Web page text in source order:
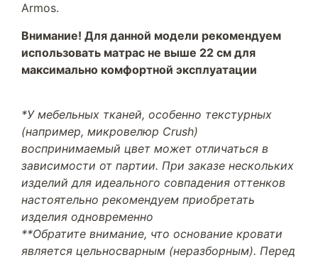
Armos.
Внимание! Для данной модели рекомендуем
использовать матрас не выше 22 см для
максимально комфортной эксплуатации
*У мебельных тканей, особенно текстурных
(например, микровелюр Crush)
воспринимаемый цвет может отличаться в
зависимости от партии. При заказе нескольких
изделий для идеального совпадения оттенков
настоятельно рекомендуем приобретать
изделия одновременно
**Обратите внимание, что основание кровати
является цельносварным (неразборным). Перед